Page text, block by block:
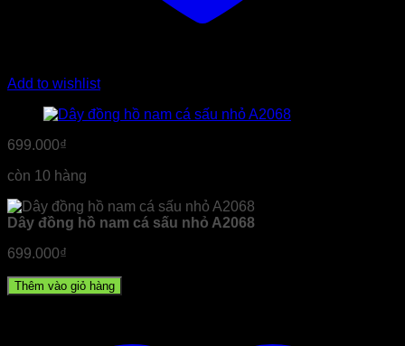
Add to wishlist
699.000₫
còn 10 hàng
Dây đồng hồ nam cá sấu nhỏ A2068
699.000₫
Thêm vào giỏ hàng